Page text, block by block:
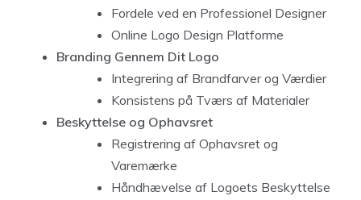
Fordele ved en Professionel Designer
Online Logo Design Platforme
Branding Gennem Dit Logo
Integrering af Brandfarver og Værdier
Konsistens på Tværs af Materialer
Beskyttelse og Ophavsret
Registrering af Ophavsret og
Varemærke
Håndhævelse af Logoets Beskyttelse